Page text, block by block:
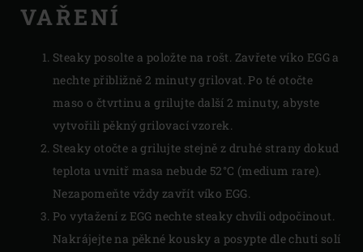
VAŘENÍ
Steaky posolte a položte na rošt. Zavřete víko EGG a
nechte přibližně 2 minuty grilovat. Po té otočte
maso o čtvrtinu a grilujte další 2 minuty, abyste
vytvořili pěkný grilovací vzorek.
Steaky otočte a grilujte stejně z druhé strany dokud
teplota uvnitř masa nebude 52°C (medium rare).
Nezapomeňte vždy zavřít víko EGG.
Po vytažení z EGG nechte steaky chvíli odpočinout.
Nakrájejte na pěkné kousky a posypte dle chuti solí